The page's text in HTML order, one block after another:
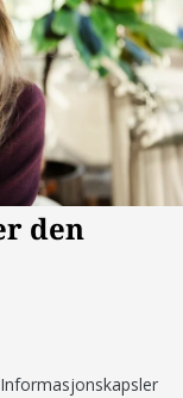
Informasjonskapsler